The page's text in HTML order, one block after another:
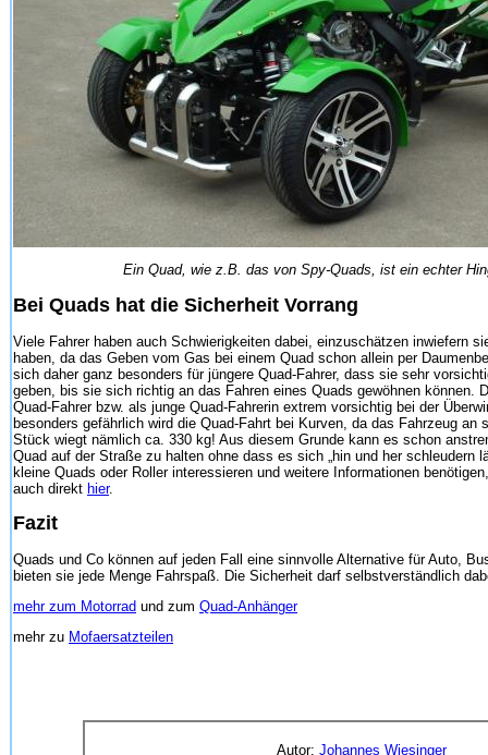
Ein Quad, wie z.B. das von Spy-Quads, ist ein echter
Bei Quads hat die Sicherheit Vorrang
Viele Fahrer haben auch Schwierigkeiten dabei, einzuschätzen inwiefern
haben, da das Geben vom Gas bei einem Quad schon allein per
sich daher ganz besonders für jüngere Quad-Fahrer, dass sie sehr
geben, bis sie sich richtig an das Fahren eines Quads gewöhnen können.
Quad-Fahrer bzw. als junge Quad-Fahrerin extrem vorsichtig bei der
besonders gefährlich wird die Quad-Fahrt bei Kurven, da das Fahrzeug
Stück wiegt nämlich ca. 330 kg! Aus diesem Grunde kann es schon
Quad auf der Straße zu halten ohne dass es sich „hin und her schleudern
kleine Quads oder Roller interessieren und weitere Informationen
auch direkt hier.
Fazit
Quads und Co können auf jeden Fall eine sinnvolle Alternative für Auto,
bieten sie jede Menge Fahrspaß. Die Sicherheit darf selbstverständlich
mehr zum Motorrad und zum Quad-Anhänger
mehr zu Mofaersatzteilen
Autor: Johannes Wiesinger